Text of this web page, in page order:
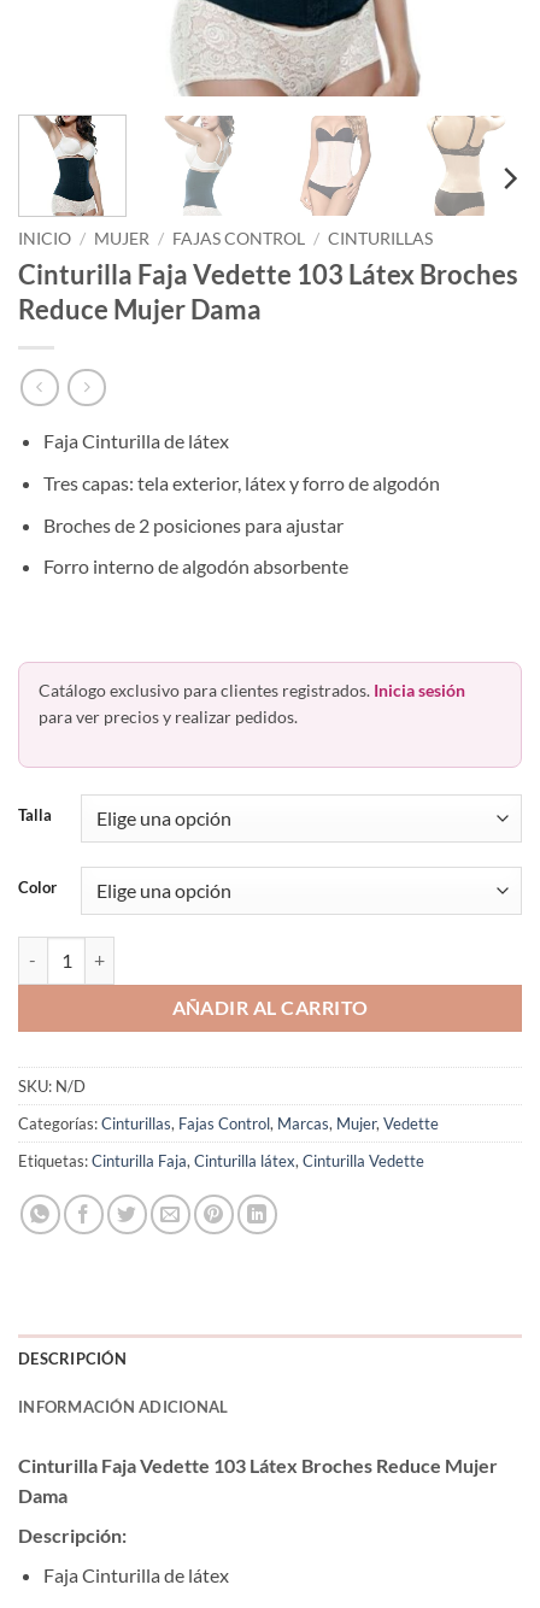
INICIO / MUJER / FAJAS CONTROL / CINTURILLAS
Cinturilla Faja Vedette 103 Látex Broches
Reduce Mujer Dama
Faja Cinturilla de látex
Tres capas: tela exterior, látex y forro de algodón
Broches de 2 posiciones para ajustar
Forro interno de algodón absorbente
Catálogo exclusivo para clientes registrados. Inicia sesión
para ver precios y realizar pedidos.
Talla
Color
AÑADIR AL CARRITO
SKU: N/D
Categorías:Cinturillas, Fajas Control, Marcas, Mujer, Vedette
Etiquetas:Cinturilla Faja, Cinturilla látex, Cinturilla Vedette
DESCRIPCIÓN
INFORMACIÓN ADICIONAL
Cinturilla Faja Vedette 103 Látex Broches Reduce Mujer
Dama
Descripción:
Faja Cinturilla de látex